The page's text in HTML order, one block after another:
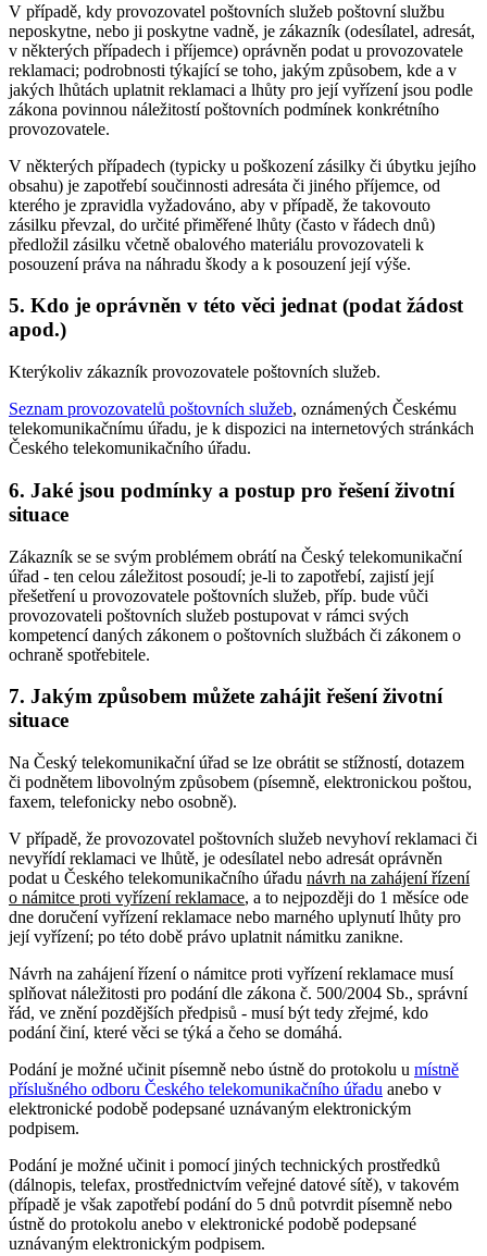
V případě, kdy provozovatel poštovních služeb poštovní službu
neposkytne, nebo ji poskytne vadně, je zákazník (odesílatel, adresát,
v některých případech i příjemce) oprávněn podat u provozovatele
reklamaci; podrobnosti týkající se toho, jakým způsobem, kde a v
jakých lhůtách uplatnit reklamaci a lhůty pro její vyřízení jsou podle
zákona povinnou náležitostí poštovních podmínek konkrétního
provozovatele.
V některých případech (typicky u poškození zásilky či úbytku jejího
obsahu) je zapotřebí součinnosti adresáta či jiného příjemce, od
kterého je zpravidla vyžadováno, aby v případě, že takovouto
zásilku převzal, do určité přiměřené lhůty (často v řádech dnů)
předložil zásilku včetně obalového materiálu provozovateli k
posouzení práva na náhradu škody a k posouzení její výše.
5. Kdo je oprávněn v této věci jednat (podat žádost
apod.)
Kterýkoliv zákazník provozovatele poštovních služeb.
Seznam provozovatelů poštovních služeb, oznámených Českému
telekomunikačnímu úřadu, je k dispozici na internetových stránkách
Českého telekomunikačního úřadu.
6. Jaké jsou podmínky a postup pro řešení životní
situace
Zákazník se se svým problémem obrátí na Český telekomunikační
úřad - ten celou záležitost posoudí; je-li to zapotřebí, zajistí její
přešetření u provozovatele poštovních služeb, příp. bude vůči
provozovateli poštovních služeb postupovat v rámci svých
kompetencí daných zákonem o poštovních službách či zákonem o
ochraně spotřebitele.
7. Jakým způsobem můžete zahájit řešení životní
situace
Na Český telekomunikační úřad se lze obrátit se stížností, dotazem
či podnětem libovolným způsobem (písemně, elektronickou poštou,
faxem, telefonicky nebo osobně).
V případě, že provozovatel poštovních služeb nevyhoví reklamaci či
nevyřídí reklamaci ve lhůtě, je odesílatel nebo adresát oprávněn
podat u Českého telekomunikačního úřadu návrh na zahájení řízení
o námitce proti vyřízení reklamace, a to nejpozději do 1 měsíce ode
dne doručení vyřízení reklamace nebo marného uplynutí lhůty pro
její vyřízení; po této době právo uplatnit námitku zanikne.
Návrh na zahájení řízení o námitce proti vyřízení reklamace musí
splňovat náležitosti pro podání dle zákona č. 500/2004 Sb., správní
řád, ve znění pozdějších předpisů - musí být tedy zřejmé, kdo
podání činí, které věci se týká a čeho se domáhá.
Podání je možné učinit písemně nebo ústně do protokolu u místně
příslušného odboru Českého telekomunikačního úřadu anebo v
elektronické podobě podepsané uznávaným elektronickým
podpisem.
Podání je možné učinit i pomocí jiných technických prostředků
(dálnopis, telefax, prostřednictvím veřejné datové sítě), v takovém
případě je však zapotřebí podání do 5 dnů potvrdit písemně nebo
ústně do protokolu anebo v elektronické podobě podepsané
uznávaným elektronickým podpisem.